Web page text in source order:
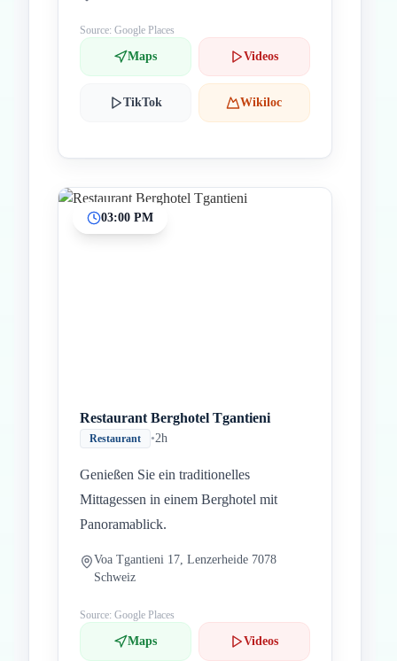
Source: Google Places
Maps Videos
TikTok Wikiloc
03:00 PM
Restaurant Berghotel Tgantieni
Restaurant •2h
Genießen Sie ein traditionelles
Mittagessen in einem Berghotel mit
Panoramablick.
Voa Tgantieni 17, Lenzerheide 7078
Schweiz
Source: Google Places
Maps Videos